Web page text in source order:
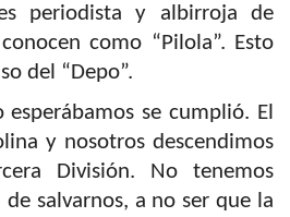
periodista y albirroja de
como “Pilola”. Esto
del “Depo”.
se cumplió. El
y nosotros descendimos
División.
No tenemos
salvarnos, a no ser que la